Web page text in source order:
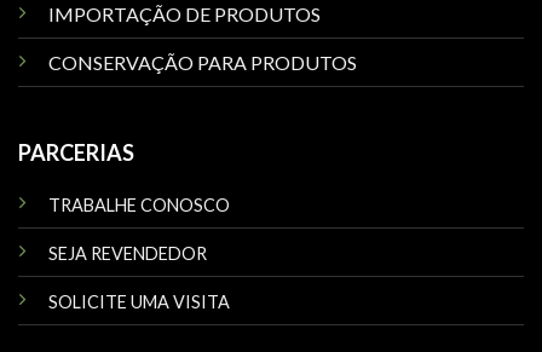
IMPORTAÇÃO DE PRODUTOS
CONSERVAÇÃO PARA PRODUTOS
PARCERIAS
TRABALHE CONOSCO
SEJA REVENDEDOR
SOLICITE UMA VISITA